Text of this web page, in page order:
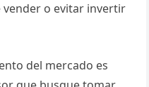
o evitar invertir
del mercado es